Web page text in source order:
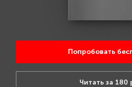
Попробовать
Читать за 180